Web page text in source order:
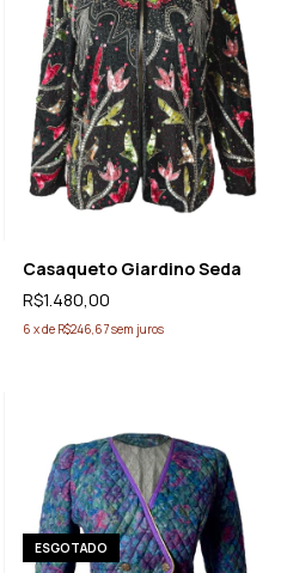
Casaqueto Giardino Seda
R$1.480,00
6 xde R$246,67sem juros
ESGOTADO